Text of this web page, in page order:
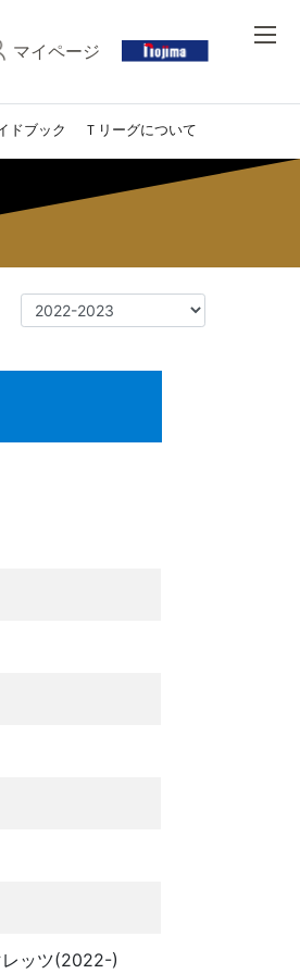
マイページ
ドブック Ｔリーグについて
ッツ(2022-)